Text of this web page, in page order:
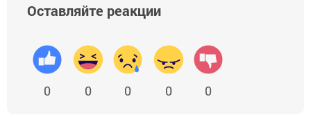
Оставляйте реакции
0 0 0 0 0